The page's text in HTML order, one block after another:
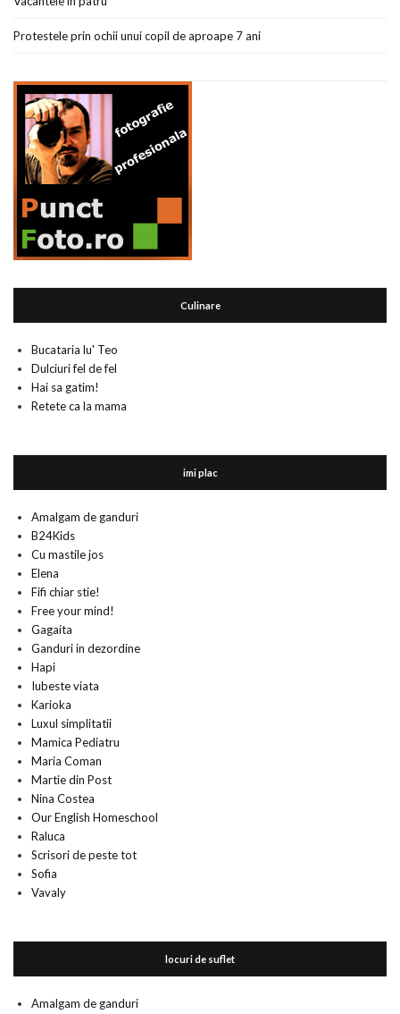
Protestele prin ochii unui copil de aproape 7 ani
Culinare
Bucataria lu' Teo
Dulciuri fel de fel
Hai sa gatim!
Retete ca la mama
imi plac
Amalgam de ganduri
B24Kids
Cu mastile jos
Elena
Fifi chiar stie!
Free your mind!
Gagaita
Ganduri in dezordine
Hapi
Iubeste viata
Karioka
Luxul simplitatii
Mamica Pediatru
Maria Coman
Martie din Post
Nina Costea
Our English Homeschool
Raluca
Scrisori de peste tot
Sofia
Vavaly
locuri de suflet
Amalgam de ganduri